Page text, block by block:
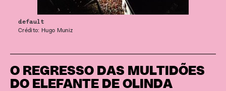
O REGRESSO DAS MULTIDÕES
DO ELEFANTE DE OLINDA
default
Crédito: Hugo Muniz